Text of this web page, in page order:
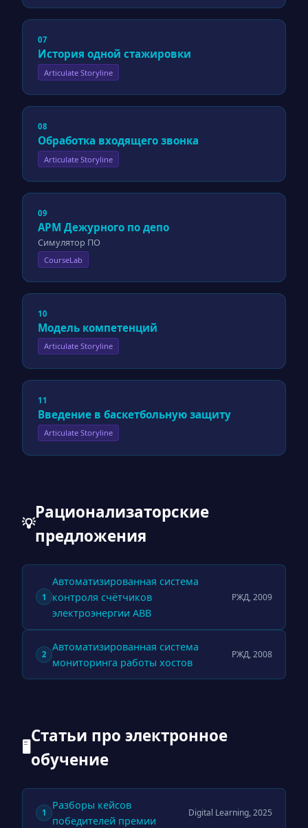
07
История одной стажировки
Articulate Storyline
08
Обработка входящего звонка
Articulate Storyline
09
АРМ Дежурного по депо
Симулятор ПО
CourseLab
10
Модель компетенций
Articulate Storyline
11
Введение в баскетбольную защиту
Articulate Storyline
💡
Рационализаторские
предложения
1
Автоматизированная система
контроля счётчиков
электроэнергии ABB
РЖД, 2009
2
Автоматизированная система
мониторинга работы хостов
РЖД, 2008
🖥
Статьи про электронное
обучение
1
Разборы кейсов
победителей премии
Digital Learning, 2025